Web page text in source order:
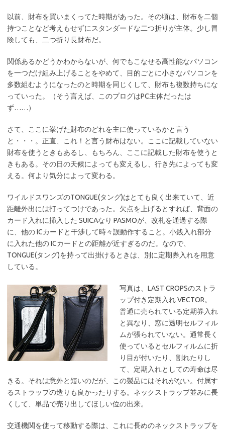
以前、財布を買いまくってた時期があった。その頃は、財布を二個
持つことなど考えもせずにスタンダードな二つ折りが主体。少し冒
険しても、二つ折り長財布だ。
関係あるかどうかわからないが、何でもこなせる高性能なパソコン
を一つだけ組み上げることをやめて、目的ごとに小さなパソコンを
多数組むようになったのと時期を同じくして、財布も複数持ちにな
っていった。（そう言えば、このプログはPC主体だったは
ず……）
さて、ここに挙げた財布のどれを主に使っているかと言う
と・・・。正直、これ！と言う財布はない。ここに記載していない
財布を使うときもあるし、もちろん、ここに記載した財布を使うと
きもある。その日の天候によっても変えるし、行き先によっても変
える。何より気分によって変わる。
ワイルドスワンズのTONGUE(タング)はとても良く出来ていて、近
距離外出には打ってつけであった。欠点を上げるとすれば、背面の
カード入れに挿入した SUICAなり PASMOが、改札を通過する際
に、他の ICカードと干渉して時々誤動作すること。小銭入れ部分
に入れた他の ICカードとの距離が近すぎるのだ。なので、
TONGUE(タング)を持って出掛けるときは、別に定期券入れを用意
している。
写真は、LAST CROPSのストラ
ップ付き定期入れ VECTOR。
普通に売られている定期券入れ
と異なり、窓に透明セルフィル
ムが張られていない。通常長く
使っているとセルフィルムに折
り目が付いたり、割れたりし
て、定期入れとしての寿命は尽
きる。それは意外と短いのだが、この製品にはそれがない。付属す
るストラップの造りも良かったりする。ネックストラップ並みに長
くして、単品で売り出してほしい位の出来。
交通機関を使って移動する際は、これに長めのネックストラップを